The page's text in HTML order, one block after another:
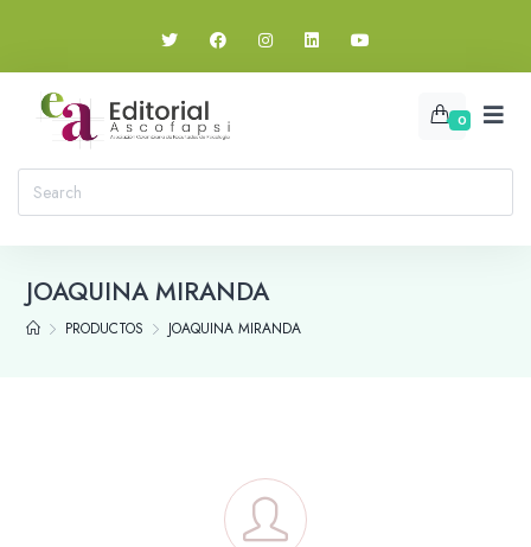
0
JOAQUINA MIRANDA
PRODUCTOS JOAQUINA MIRANDA